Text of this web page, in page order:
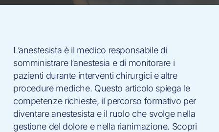
L’anestesista è il medico responsabile di
somministrare l’anestesia e di monitorare i
pazienti durante interventi chirurgici e altre
procedure mediche. Questo articolo spiega le
competenze richieste, il percorso formativo per
diventare anestesista e il ruolo che svolge nella
gestione del dolore e nella rianimazione. Scopri